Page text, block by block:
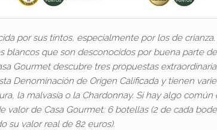
por sus tintos, especialmente por los de
blancos que son desconocidos por buena parte
Gourmet descubre tres propuestas
Denominación de Origen Calificada y tienen
la malvasía o la Chardonnay. Si hay algo común
valor de Casa Gourmet: 6 botellas (2 de cada
su valor real de 82 euros).